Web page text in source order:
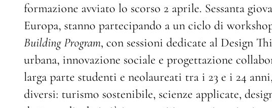
formazione avviato lo scorso 2 aprile. Sessanta
Europa, stanno partecipando a un ciclo di
Building Program, con sessioni dedicate al Design
urbana, innovazione sociale e progettazione
larga parte studenti e neolaureati tra i 23 e i 24
diversi: turismo sostenibile, scienze applicate,